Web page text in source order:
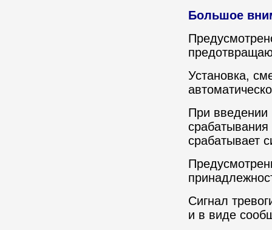
Большое
Установка,
При введении
срабатывает
Сигнал
и в виде